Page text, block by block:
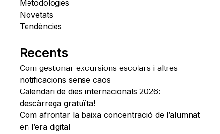
Metodologies
Novetats
Tendències
Recents
Com gestionar excursions escolars i altres
notificacions sense caos
Calendari de dies internacionals 2026:
descàrrega gratuïta!
Com afrontar la baixa concentració de l’alumnat
en l’era digital